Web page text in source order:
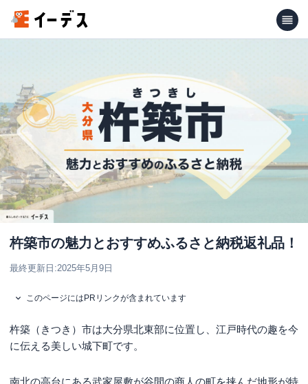
杵築市の魅力とおすすめふるさと納税返礼品！
最終更新日:2025年5月9日
このページにはPRリンクが含まれています
杵築（きつき）市は大分県北東部に位置し、江戸時代の趣を今
に伝える美しい城下町です。
南北の高台にある武家屋敷が谷間の商人の町を挟んだ地形が特